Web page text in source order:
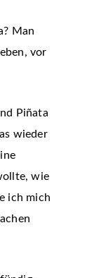
Man
vor
Piñata
wieder
wie
ich mich